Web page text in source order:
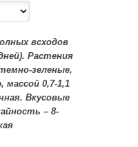
всходов
Растения
зеленые,
0,7-1,1
Вкусовые
– 8-